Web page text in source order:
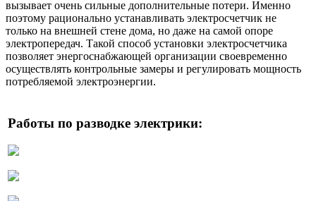
вызывает очень сильные дополнительные потери. Именно
поэтому рационально устанавливать электросчетчик не
только на внешней стене дома, но даже на самой опоре
электропередач. Такой способ установки электросчетчика
позволяет энергоснабжающей организации своевременно
осуществлять контрольные замеры и регулировать мощность
потребляемой электроэнергии.
Работы по разводке электрики: